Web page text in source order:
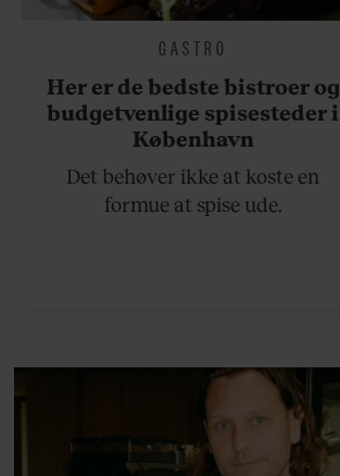
GASTRO
Her er de bedste bistroer og
budgetvenlige spisesteder i
København
Det behøver ikke at koste en
formue at spise ude.